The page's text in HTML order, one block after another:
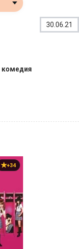
30.06.21
комедия
+34